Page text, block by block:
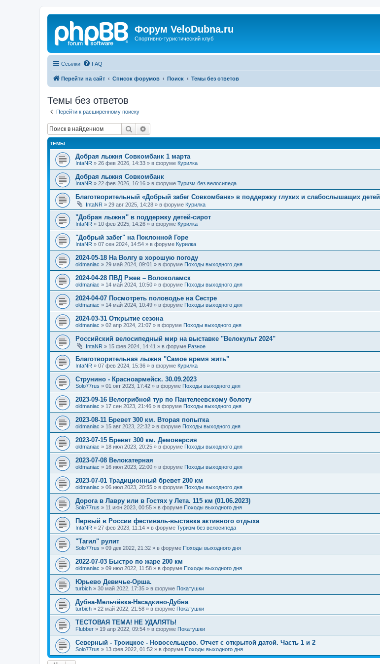
Форум VeloDubna.ru
Спортивно-туристический клуб
Ссылки FAQ
Перейти на сайт Список форумов Поиск Темы без ответов
Темы без ответов
Перейти к расширенному поиску
Поиск
ТЕМЫ
Добрая лыжня Совкомбанк 1 марта
IntaNR » 26 фев 2026, 14:33 » в форуме Курилка
Добрая лыжня Совкомбанк
IntaNR » 22 фев 2026, 16:16 » в форуме Туризм без велосипеда
Благотворительный «Добрый забег Совкомбанк» в поддержку глухих и слабослышащих детей
IntaNR » 29 авг 2025, 14:28 » в форуме Курилка
"Добрая лыжня" в поддержку детей-сирот
IntaNR » 10 фев 2025, 14:26 » в форуме Курилка
"Добрый забег" на Поклонной Горе
IntaNR » 07 сен 2024, 14:54 » в форуме Курилка
2024-05-18 На Волгу в хорошую погоду
oldmaniac » 29 май 2024, 09:01 » в форуме Походы выходного дня
2024-04-28 ПВД Ржев – Волоколамск
oldmaniac » 14 май 2024, 10:50 » в форуме Походы выходного дня
2024-04-07 Посмотреть половодье на Сестре
oldmaniac » 14 май 2024, 10:49 » в форуме Походы выходного дня
2024-03-31 Открытие сезона
oldmaniac » 02 апр 2024, 21:07 » в форуме Походы выходного дня
Российский велосипедный мир на выставке "Велокульт 2024"
IntaNR » 15 фев 2024, 14:41 » в форуме Разное
Благотворительная лыжня "Самое время жить"
IntaNR » 07 фев 2024, 15:36 » в форуме Курилка
Струнино - Красноармейск. 30.09.2023
Solo77rus » 01 окт 2023, 17:42 » в форуме Походы выходного дня
2023-09-16 Велогрибной тур по Пантелеевскому болоту
oldmaniac » 17 сен 2023, 21:46 » в форуме Походы выходного дня
2023-08-11 Бревет 300 км. Вторая попытка
oldmaniac » 15 авг 2023, 22:32 » в форуме Походы выходного дня
2023-07-15 Бревет 300 км. Демоверсия
oldmaniac » 18 июл 2023, 20:25 » в форуме Походы выходного дня
2023-07-08 Велокатерная
oldmaniac » 16 июл 2023, 22:00 » в форуме Походы выходного дня
2023-07-01 Традиционный бревет 200 км
oldmaniac » 06 июл 2023, 20:55 » в форуме Походы выходного дня
Дорога в Лавру или в Гостях у Лета. 115 км (01.06.2023)
Solo77rus » 11 июн 2023, 00:55 » в форуме Походы выходного дня
Первый в России фестиваль-выставка активного отдыха
IntaNR » 27 фев 2023, 11:14 » в форуме Туризм без велосипеда
"Тагил" рулит
Solo77rus » 09 дек 2022, 21:32 » в форуме Походы выходного дня
2022-07-03 Быстро по жаре 200 км
oldmaniac » 09 июл 2022, 11:58 » в форуме Походы выходного дня
Юрьево Девичье-Орша.
turbich » 30 май 2022, 17:35 » в форуме Покатушки
Дубна-Мельчёвка-Насадкино-Дубна
turbich » 22 май 2022, 21:58 » в форуме Покатушки
ТЕСТОВАЯ ТЕМА! НЕ УДАЛЯТЬ!
Flubber » 19 апр 2022, 09:54 » в форуме Покатушки
Северный - Троицкое - Новосельцево. Отчет с открытой датой. Часть 1 и 2
Solo77rus » 13 фев 2022, 01:52 » в форуме Походы выходного дня